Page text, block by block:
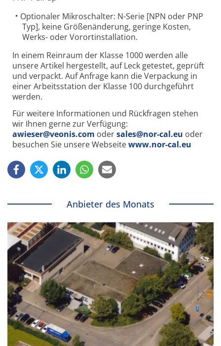
Optionaler Mikroschalter: N-Serie [NPN oder PNP
Typ], keine Größenänderung, geringe Kosten,
Werks- oder Vorortinstallation.
In einem Reinraum der Klasse 1000 werden alle
unsere Artikel hergestellt, auf Leck getestet, geprüft
und verpackt. Auf Anfrage kann die Verpackung in
einer Arbeitsstation der Klasse 100 durchgeführt
werden.
Für weitere Informationen und Rückfragen stehen
wir Ihnen gerne zur Verfügung:
awieser@veonis.com odersales@nor-cal.eu oder
besuchen Sie unsere Webseitewww.nor-cal.eu
Anbieter des Monats